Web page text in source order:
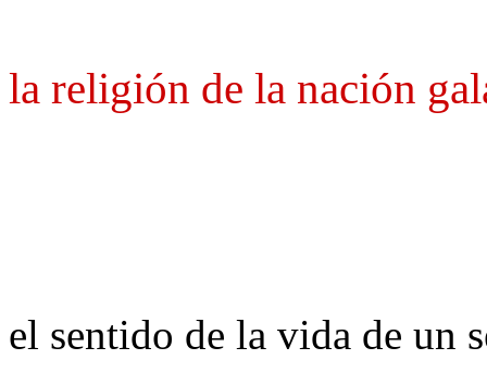
la religión de la nación
el sentido de la vida de un